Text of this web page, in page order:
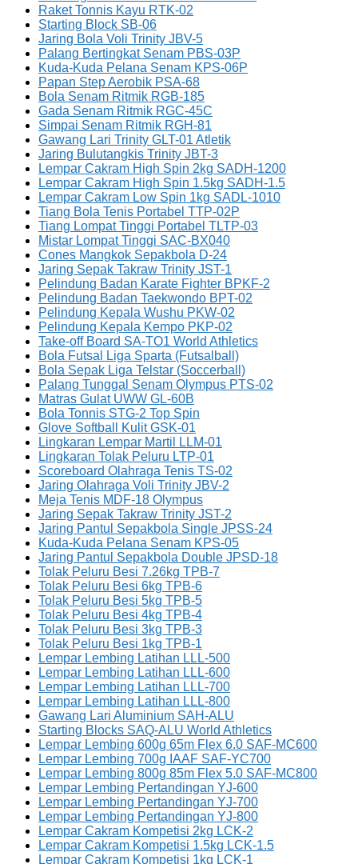
Raket Tonnis Kayu RTK-02
Starting Block SB-06
Jaring Bola Voli Trinity JBV-5
Palang Bertingkat Senam PBS-03P
Kuda-Kuda Pelana Senam KPS-06P
Papan Step Aerobik PSA-68
Bola Senam Ritmik RGB-185
Gada Senam Ritmik RGC-45C
Simpai Senam Ritmik RGH-81
Gawang Lari Trinity GLT-01 Atletik
Jaring Bulutangkis Trinity JBT-3
Lempar Cakram High Spin 2kg SADH-1200
Lempar Cakram High Spin 1.5kg SADH-1.5
Lempar Cakram Low Spin 1kg SADL-1010
Tiang Bola Tenis Portabel TTP-02P
Tiang Lompat Tinggi Portabel TLTP-03
Mistar Lompat Tinggi SAC-BX040
Cones Mangkok Sepakbola D-24
Jaring Sepak Takraw Trinity JST-1
Pelindung Badan Karate Fighter BPKF-2
Pelindung Badan Taekwondo BPT-02
Pelindung Kepala Wushu PKW-02
Pelindung Kepala Kempo PKP-02
Take-off Board SA-TO1 World Athletics
Bola Futsal Liga Sparta (Futsalball)
Bola Sepak Liga Telstar (Soccerball)
Palang Tunggal Senam Olympus PTS-02
Matras Gulat UWW GL-60B
Bola Tonnis STG-2 Top Spin
Glove Softball Kulit GSK-01
Lingkaran Lempar Martil LLM-01
Lingkaran Tolak Peluru LTP-01
Scoreboard Olahraga Tenis TS-02
Jaring Olahraga Voli Trinity JBV-2
Meja Tenis MDF-18 Olympus
Jaring Sepak Takraw Trinity JST-2
Jaring Pantul Sepakbola Single JPSS-24
Kuda-Kuda Pelana Senam KPS-05
Jaring Pantul Sepakbola Double JPSD-18
Tolak Peluru Besi 7.26kg TPB-7
Tolak Peluru Besi 6kg TPB-6
Tolak Peluru Besi 5kg TPB-5
Tolak Peluru Besi 4kg TPB-4
Tolak Peluru Besi 3kg TPB-3
Tolak Peluru Besi 1kg TPB-1
Lempar Lembing Latihan LLL-500
Lempar Lembing Latihan LLL-600
Lempar Lembing Latihan LLL-700
Lempar Lembing Latihan LLL-800
Gawang Lari Aluminium SAH-ALU
Starting Blocks SAQ-ALU World Athletics
Lempar Lembing 600g 65m Flex 6.0 SAF-MC600
Lempar Lembing 700g IAAF SAF-YC700
Lempar Lembing 800g 85m Flex 5.0 SAF-MC800
Lempar Lembing Pertandingan YJ-600
Lempar Lembing Pertandingan YJ-700
Lempar Lembing Pertandingan YJ-800
Lempar Cakram Kompetisi 2kg LCK-2
Lempar Cakram Kompetisi 1.5kg LCK-1.5
Lempar Cakram Kompetisi 1kg LCK-1